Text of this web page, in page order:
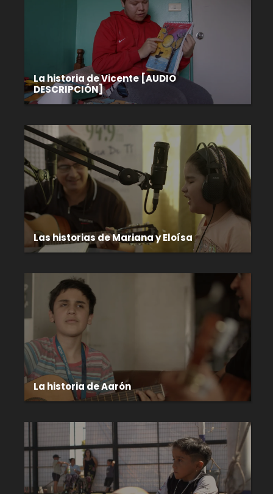
La historia de Vicente [AUDIO
DESCRIPCIÓN]
Las historias de Mariana y Eloísa
La historia de Aarón